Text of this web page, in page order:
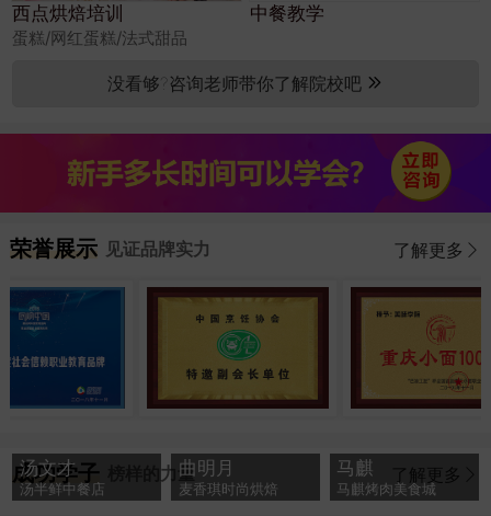
西点烘焙培训
蛋糕/网红蛋糕/法式甜品
中餐教学
没看够?咨询老师带你了解院校吧
荣誉展示 见证品牌实力 了解更多
成功学子 榜样的力量 了解更多
汤文才
汤半鲜中餐店
曲明月
麦香琪时尚烘焙
马麒
马麒烤肉美食城